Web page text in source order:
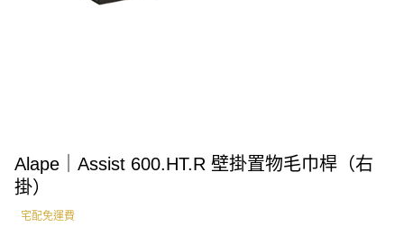
Alape｜Assist 600.HT.R 壁掛置物毛巾桿（右
掛）
宅配免運費